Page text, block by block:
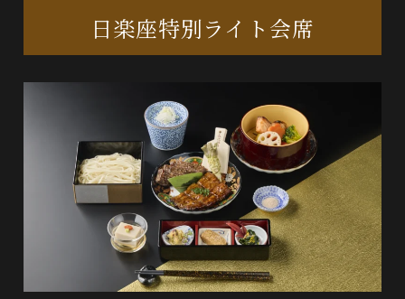
日楽座特別ライト会席